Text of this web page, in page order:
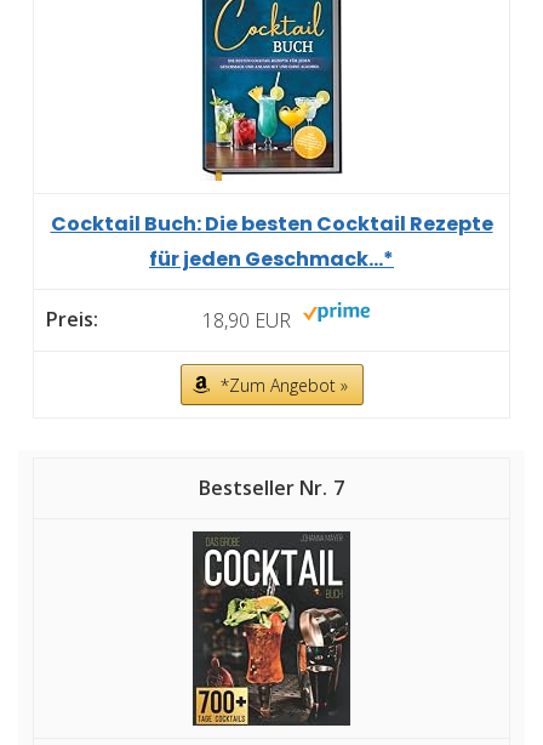
Cocktail Buch: Die besten Cocktail Rezepte
für jeden Geschmack...*
18,90 EUR
*Zum Angebot »
7